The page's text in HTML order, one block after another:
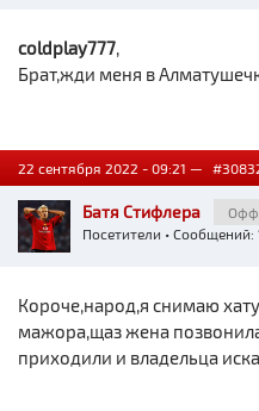
coldplay777,
Брат,жди меня в
22 сентября 2022 - 09:21 —
Батя Стифлера
Посетители • Сообщений:
Короче,народ,я снимаю
мажора,щаз жена
приходили и владельца